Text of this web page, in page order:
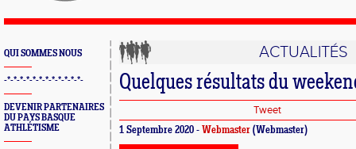
QUI SOMMES NOUS
-*-*-*-*-*-*-*-*-*-*-*-*-
DEVENIR PARTENAIRES
DU PAYS BASQUE
ATHLÉTISME
ACTUALITÉS
Quelques résultats du
Tweet
1 Septembre 2020 - Webmaster (Webmaster)